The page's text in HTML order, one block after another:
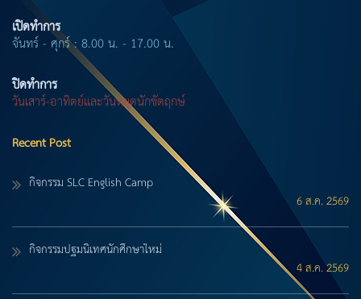
เปิดทำการ
จันทร์ - ศุกร์ : 8.00 น. - 17.00 น.
ปิดทำการ
วันเสาร์-อาทิตย์และวันหยุดนักขัตฤกษ์
Recent Post
กิจกรรม SLC English Camp
6 ส.ค. 2569
กิจกรรมปฐมนิเทศนักศึกษาใหม่
4 ส.ค. 2569